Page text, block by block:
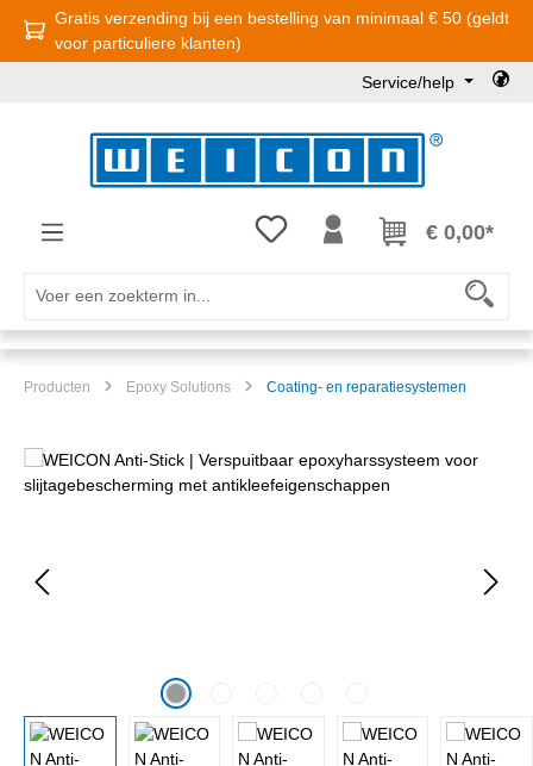
Ga naar de hoofdinhoud
Gratis verzending bij een bestelling van minimaal € 50 (geldt
voor particuliere klanten)
Service/help
Je hebt 0 items op je€ 0,00*
Producten Epoxy Solutions Coating- en reparatiesystemen
Afbeeldingengalerij overslaan